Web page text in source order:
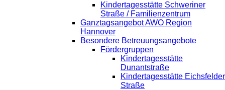
Kindertagesstätte Schweriner
Straße / Familienzentrum
Ganztagsangebot AWO Region
Hannover
Besondere Betreuungsangebote
Fördergruppen
Kindertagesstätte
Dunantstraße
Kindertagesstätte Eichsfelder
Straße